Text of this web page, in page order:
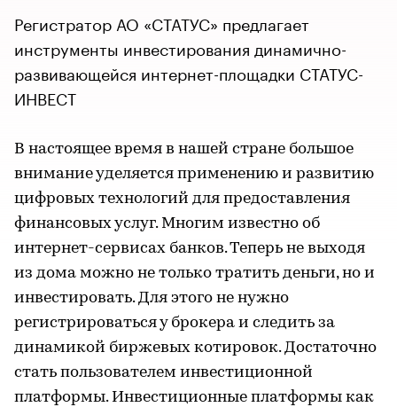
Регистратор АО «СТАТУС» предлагает
инструменты инвестирования динамично-
развивающейся интернет-площадки СТАТУС-
ИНВЕСТ
В настоящее время в нашей стране большое
внимание уделяется применению и развитию
цифровых технологий для предоставления
финансовых услуг. Многим известно об
интернет-сервисах банков. Теперь не выходя
из дома можно не только тратить деньги, но и
инвестировать. Для этого не нужно
регистрироваться у брокера и следить за
динамикой биржевых котировок. Достаточно
стать пользователем инвестиционной
платформы. Инвестиционные платформы как